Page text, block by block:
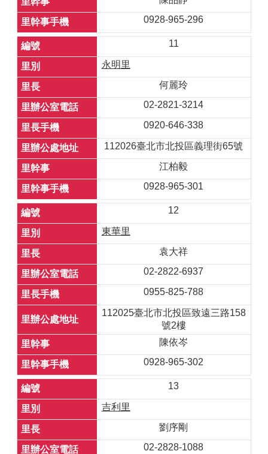
0928-965-296
11
永明里
何麗玲
02-2821-3214
0920-646-338
112026臺北市北投區義理街65號
江柏毅
0928-965-301
12
東華里
袁大祥
02-2822-6937
0955-825-788
112025臺北市北投區致遠三路158
號2樓
陳依岑
0928-965-302
13
吉利里
劉序剛
02-2828-1088